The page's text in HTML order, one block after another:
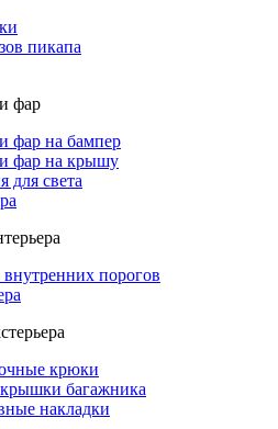
пикапа
фар
фар на бампер
фар на крышу
для света
порогов
крюки
багажника
накладки